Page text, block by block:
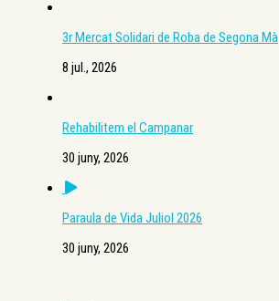
3r Mercat Solidari de Roba de Segona Mà
8 jul., 2026
Rehabilitem el Campanar
30 juny, 2026
Paraula de Vida Juliol 2026
30 juny, 2026